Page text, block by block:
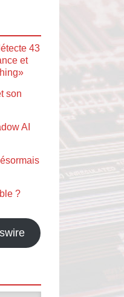
43
et
son
AI
?